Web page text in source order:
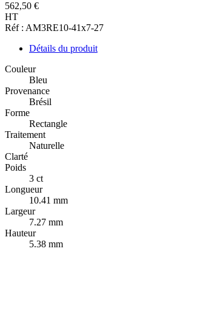
562,50 €
HT
Réf : AM3RE10-41x7-27
Détails du produit
Couleur
Bleu
Provenance
Brésil
Forme
Rectangle
Traitement
Naturelle
Clarté
Poids
3 ct
Longueur
10.41 mm
Largeur
7.27 mm
Hauteur
5.38 mm